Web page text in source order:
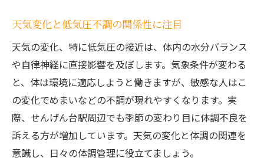
法
駅周辺で低気圧不調を意識した健康管理の
工夫
めまい症状が続く時の適切な受診先はどこか
低気圧不調によるめまいは何科に相談すべ
きか
めまい受診のタイミングと低気圧不調の見
天気変化と低気圧不調の関係性に注目
天気の変化、特に低気圧の接近は、体内の水分バランス
や自律神経に直接影響を及ぼします。気象条件が変わる
と、体は環境に適応しようと働きますが、敏感な人はこ
の変化でめまいなどの不調が現れやすくなります。実
際、せんげん台駅周辺でも季節の変わり目に体調不良を
訴える方が増加しています。天気の変化と体調の関連を
意識し、日々の体調管理に役立てましょう。